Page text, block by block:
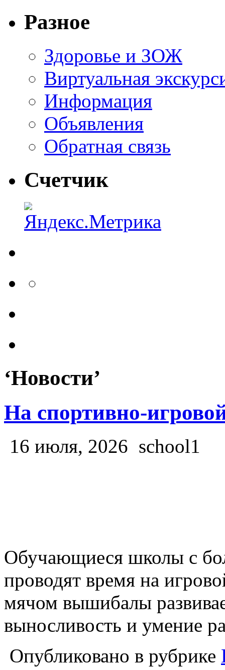
Разное
Здоровье и ЗОЖ
Виртуальная
Информация
Объявления
Обратная связь
Счетчик
‘Новости’
На спортивно-
16 июля, 2026 school1
Обучающиеся школы с
проводят время на
мячом вышибалы
выносливость и умение
Опубликовано в рубрике